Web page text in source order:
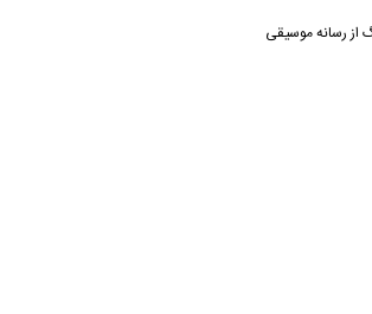
و مشاهده متن این آهنگ از رسانه موسیقی